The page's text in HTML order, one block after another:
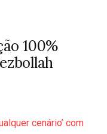
100%